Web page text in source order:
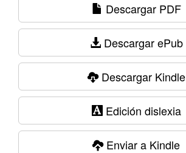
Descargar PDF
Descargar ePub
Descargar Kindle
Edición dislexia
Enviar a Kindle